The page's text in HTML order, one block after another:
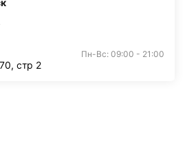
Пн-Вс: 09:00 - 21:00
стр 2